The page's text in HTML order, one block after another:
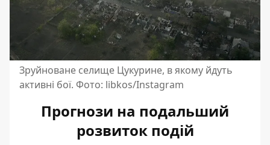
Зруйноване селище Цукурине, в якому йдуть
активні бої. Фото: libkos/Instagram
Прогнози на подальший
розвиток подій